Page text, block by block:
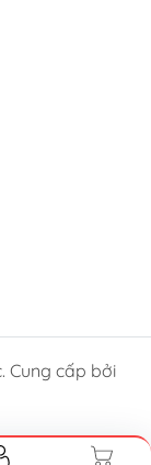
Cung cấp bởi